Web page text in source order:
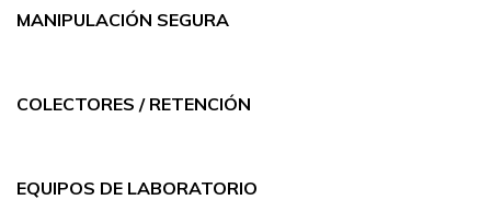
MANIPULACIÓN SEGURA
COLECTORES / RETENCIÓN
EQUIPOS DE LABORATORIO